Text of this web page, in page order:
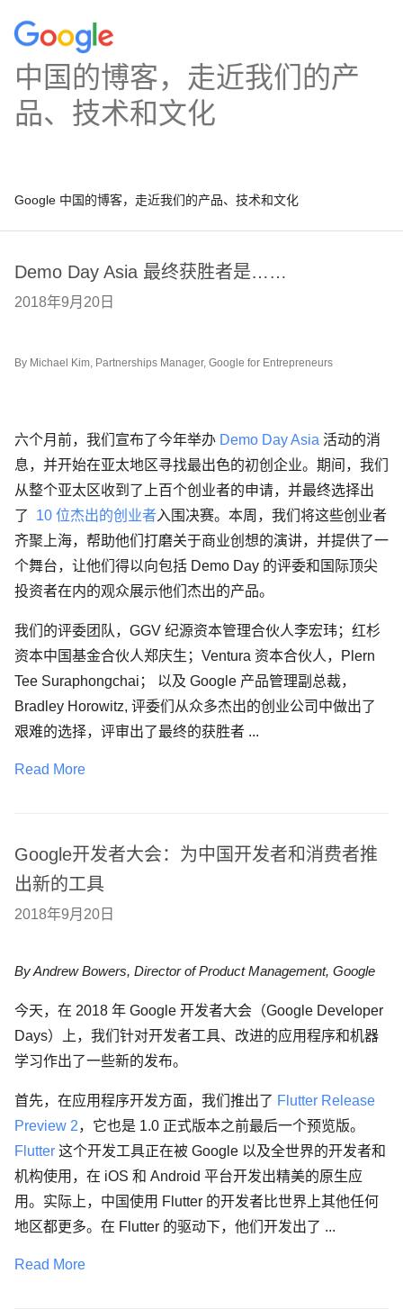
中国的博客，走近我们的产
品、技术和文化
Google 中国的博客，走近我们的产品、技术和文化
Demo Day Asia 最终获胜者是……
2018年9月20日
By Michael Kim, Partnerships Manager, Google for Entrepreneurs
六个月前，我们宣布了今年举办 Demo Day Asia 活动的消
息，并开始在亚太地区寻找最出色的初创企业。期间，我们
从整个亚太区收到了上百个创业者的申请，并最终选择出
了 10 位杰出的创业者入围决赛。本周，我们将这些创业者
齐聚上海，帮助他们打磨关于商业创想的演讲，并提供了一
个舞台，让他们得以向包括 Demo Day 的评委和国际顶尖
投资者在内的观众展示他们杰出的产品。
我们的评委团队，GGV 纪源资本管理合伙人李宏玮；红杉
资本中国基金合伙人郑庆生；Ventura 资本合伙人，Plern
Tee Suraphongchai； 以及 Google 产品管理副总裁，
Bradley Horowitz, 评委们从众多杰出的创业公司中做出了
艰难的选择，评审出了最终的获胜者 ...
Read More
Google开发者大会：为中国开发者和消费者推
出新的工具
2018年9月20日
By Andrew Bowers, Director of Product Management, Google
今天，在 2018 年 Google 开发者大会（Google Developer
Days）上，我们针对开发者工具、改进的应用程序和机器
学习作出了一些新的发布。
首先，在应用程序开发方面，我们推出了 Flutter Release
Preview 2，它也是 1.0 正式版本之前最后一个预览版。
Flutter 这个开发工具正在被 Google 以及全世界的开发者和
机构使用，在 iOS 和 Android 平台开发出精美的原生应
用。实际上，中国使用 Flutter 的开发者比世界上其他任何
地区都更多。在 Flutter 的驱动下，他们开发出了 ...
Read More